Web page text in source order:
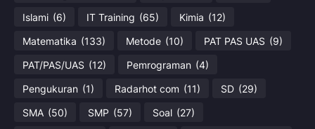
Islami (6) IT Training (65) Kimia (12)
Matematika (133) Metode (10) PAT PAS UAS (9)
PAT/PAS/UAS (12) Pemrograman (4)
Pengukuran (1) Radarhot com (11) SD (29)
SMA (50) SMP (57) Soal (27)